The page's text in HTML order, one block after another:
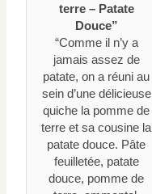
terre – Patate
Douce”
“Comme il n’y a
jamais assez de
patate, on a réuni au
sein d’une délicieuse
quiche la pomme de
terre et sa cousine la
patate douce. Pâte
feuilletée, patate
douce, pomme de